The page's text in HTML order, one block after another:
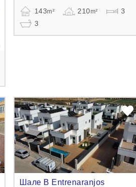
143m² 210m²
3
3
Шале В Entrenaranjos